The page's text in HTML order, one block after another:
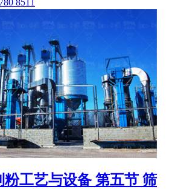
8511
工艺与设备 第五节 筛